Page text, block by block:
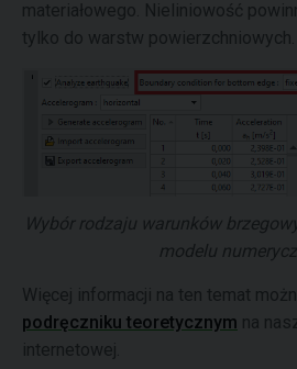
materiałowego. Nieliniowość
tylko do warstw powierzchniowych.
Wybór rodzaju warunków
modelu
Więcej informacji na ten temat
podręczniku teoretycznym na
internetowej.